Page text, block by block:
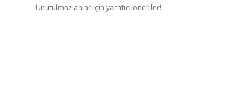
Unutulmaz anlar için yaratıcı öneriler!